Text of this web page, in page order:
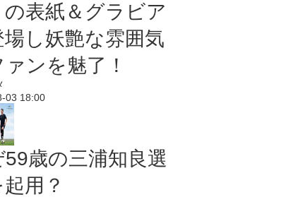
の表紙＆グラビア
場し妖艶な雰囲気
ンを魅了！
03 18:00
59歳の三浦知良選
起用？